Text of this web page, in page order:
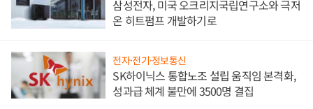
삼성전자, 미국 오크리지국립연구소와 극저
온 히트펌프 개발하기로
전자·전기·정보통신
SK하이닉스 통합노조 설립 움직임 본격화,
성과급 체계 불만에 3500명 결집